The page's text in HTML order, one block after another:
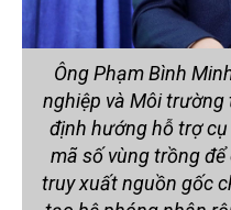
Ông Phạm Bình
nghiệp và Môi
định hướng hỗ trợ cụ
mã số vùng trồng
truy xuất nguồn gốc